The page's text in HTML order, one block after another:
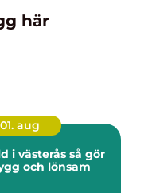
här
01. aug
så gör
och lönsam